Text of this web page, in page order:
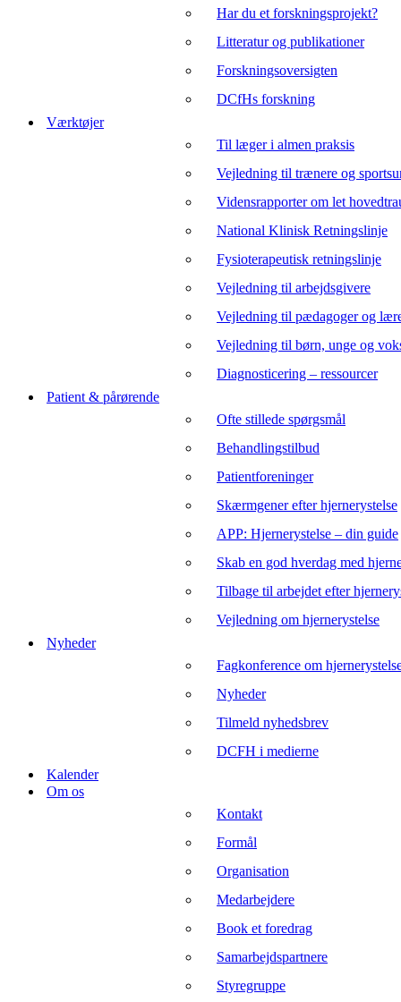
Har du et forskningsprojekt?
Litteratur og publikationer
Forskningsoversigten
DCfHs forskning
Værktøjer
Til læger i almen praksis
Vejledning til trænere og
Vidensrapporter om let
National Klinisk Retningslinje
Fysioterapeutisk retningslinje
Vejledning til arbejdsgivere
Vejledning til pædagoger og
Vejledning til børn, unge og
Diagnosticering – ressourcer
Patient & pårørende
Ofte stillede spørgsmål
Behandlingstilbud
Patientforeninger
Skærmgener efter hjernerystelse
APP: Hjernerystelse – din guide
Skab en god hverdag med
Tilbage til arbejdet efter
Vejledning om hjernerystelse
Nyheder
Fagkonference om
Nyheder
Tilmeld nyhedsbrev
DCFH i medierne
Kalender
Om os
Kontakt
Formål
Organisation
Medarbejdere
Book et foredrag
Samarbejdspartnere
Styregruppe